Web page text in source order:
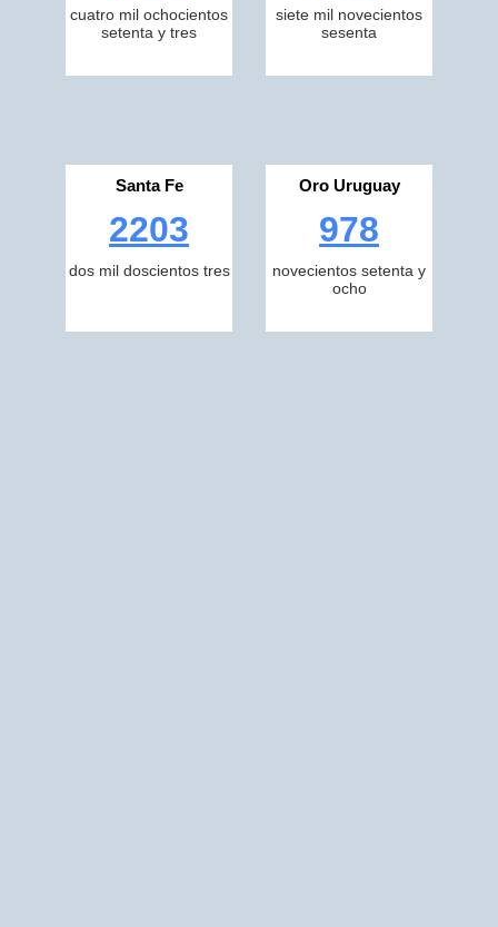
cuatro mil ochocientos
setenta y tres
siete mil novecientos
sesenta
Santa Fe
2203
dos mil doscientos tres
Oro Uruguay
978
novecientos setenta y
ocho